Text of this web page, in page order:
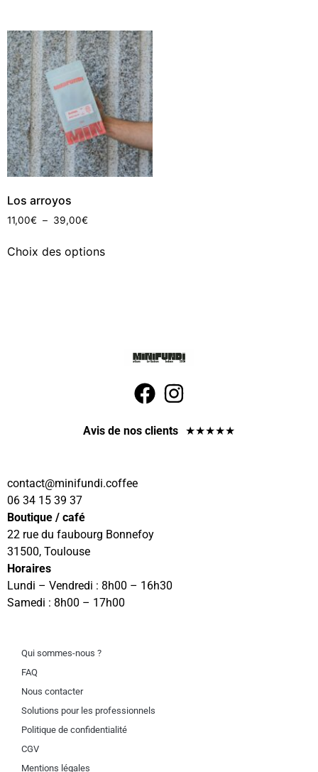
Los arroyos
11,00€ – 39,00€
Choix des options
Avis de nos clients ★★★★★
contact@minifundi.coffee
06 34 15 39 37
Boutique / café
22 rue du faubourg Bonnefoy
31500, Toulouse
Horaires
Lundi – Vendredi : 8h00 – 16h30
Samedi : 8h00 – 17h00
Qui sommes-nous ?
FAQ
Nous contacter
Solutions pour les professionnels
Politique de confidentialité
CGV
Mentions légales